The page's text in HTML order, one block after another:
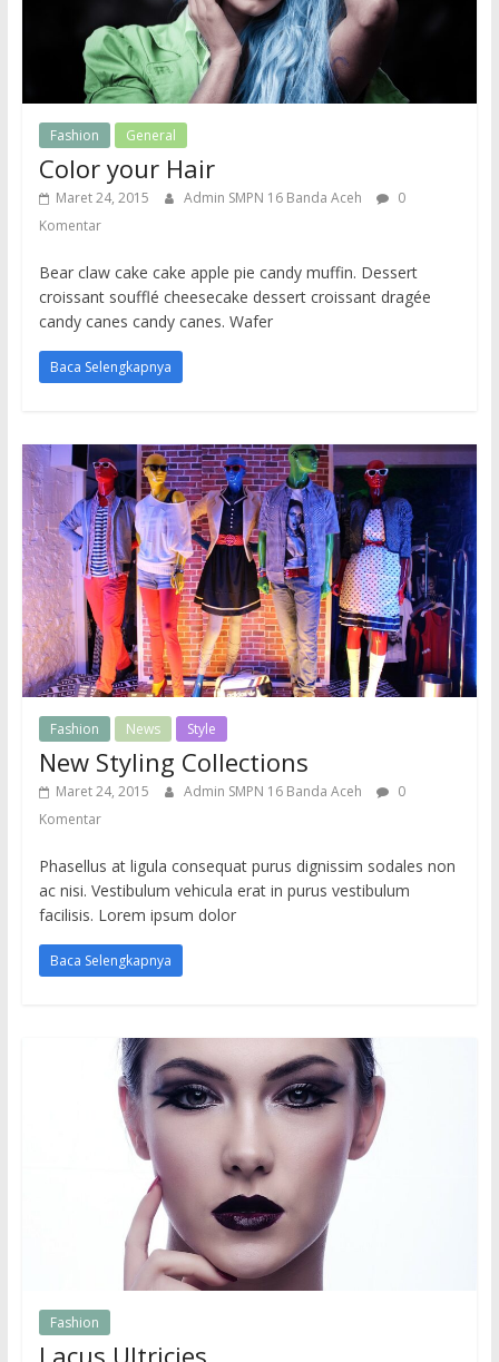
Fashion General
Color your Hair
Maret 24, 2015 Admin SMPN 16 Banda Aceh
0
Komentar
Bear claw cake cake apple pie candy muffin. Dessert
croissant soufflé cheesecake dessert croissant dragée
candy canes candy canes. Wafer
Baca Selengkapnya
Fashion News Style
New Styling Collections
Maret 24, 2015 Admin SMPN 16 Banda Aceh
0
Komentar
Phasellus at ligula consequat purus dignissim sodales non
ac nisi. Vestibulum vehicula erat in purus vestibulum
facilisis. Lorem ipsum dolor
Baca Selengkapnya
Fashion